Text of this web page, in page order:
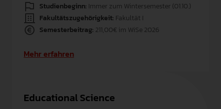
Studienbeginn: Immer zum Wintersemester (01.10.)
Fakultätszugehörigkeit: Fakultät I
Semesterbeitrag: 211,00€ im WiSe 2026
Mehr erfahren
Educational Science